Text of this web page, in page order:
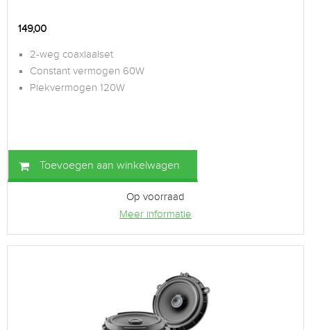
149,00
2-weg coaxiaalset
Constant vermogen 60W
Piekvermogen 120W
Toevoegen aan winkelwagen
Op voorraad
Meer informatie